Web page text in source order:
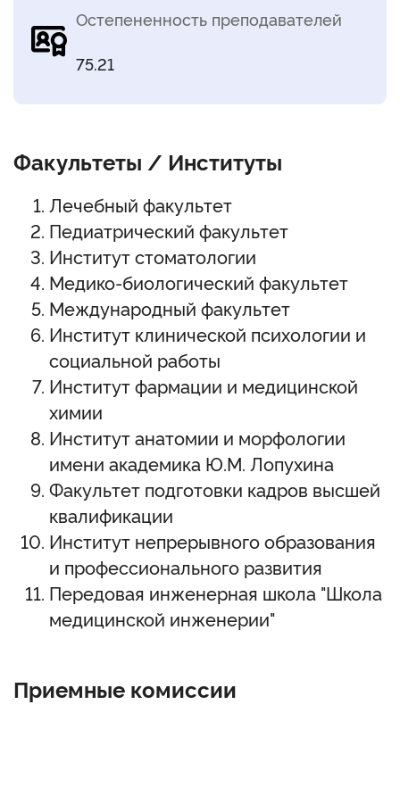
Остепененность преподавателей
75.21
Факультеты / Институты
Лечебный факультет
Педиатрический факультет
Институт стоматологии
Медико-биологический факультет
Международный факультет
Институт клинической психологии и
социальной работы
Институт фармации и медицинской
химии
Институт анатомии и морфологии
имени академика Ю.М. Лопухина
Факультет подготовки кадров высшей
квалификации
Институт непрерывного образования
и профессионального развития
Передовая инженерная школа "Школа
медицинской инженерии"
Приемные комиссии